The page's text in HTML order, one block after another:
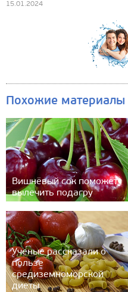
15.01.2024
Похожие материалы
Вишнёвый сок поможет
вылечить подагру
Ученые рассказали о
пользе
средиземноморской
диеты